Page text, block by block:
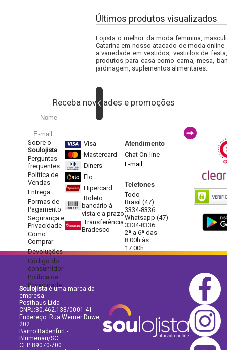
Últimos produtos visualizados
Lojista o melhor da moda feminina,
Catarina em nosso atacado de moda
a variedade em vestidos, vestidos de
produtos para casa como cama, mesa,
jardinagem, suplementos alimentares.
Receba novidades e promoções
Sobre o
Soulojista
Perguntas
frequentes
Política de
Vendas
Entrega
Formas de
Pagamento
Segurança e
Privacidade
Como
Comprar
Devoluções
Código do
consumidor
Política de
Privacidade
Visa
Mastercard
Diners
Elo
Hipercard
Boleto
bancário à
vista e a prazo
Transferência
Bradesco
Atendimento
Chat On-line
E-mail
Telefones
Todo
Brasil (47)
3334-8336
Whatsapp (47)
3334-8336
2ª a 6ª das
8:00h às
17:00h
Soulojistaé uma marca da
empresa:
Posthaus Ltda
CNPJ:80.462.138/0001-41
Endereço: Rua Werner Duwe,
202
Bairro Badenfurt -
Blumenau/SC
CEP 89070-700